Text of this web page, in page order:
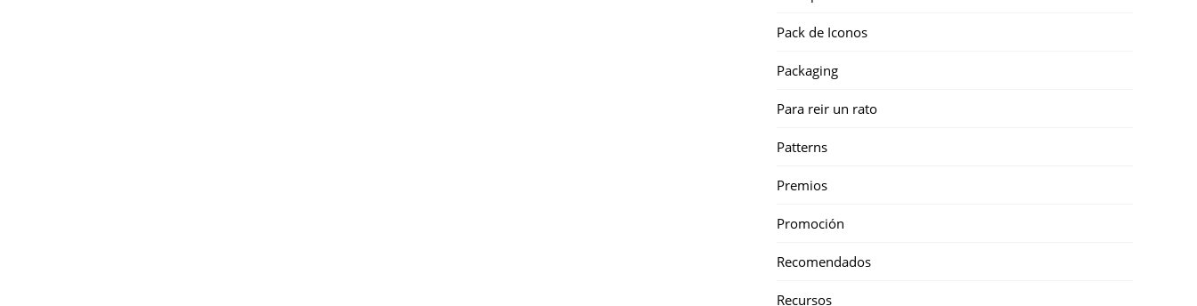
Pack de Iconos
Packaging
Para reir un rato
Patterns
Premios
Promoción
Recomendados
Recursos